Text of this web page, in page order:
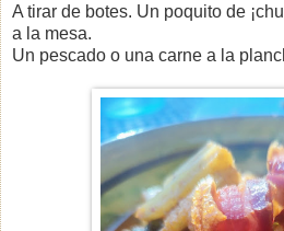
A tirar de botes. Un poquito de
a la mesa.
Un pescado o una carne a la